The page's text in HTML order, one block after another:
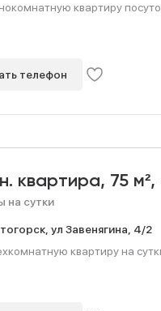
квартиру
телефон
квартира, 75 м²,
на сутки
ул Завенягина, 4/2
квартиру на